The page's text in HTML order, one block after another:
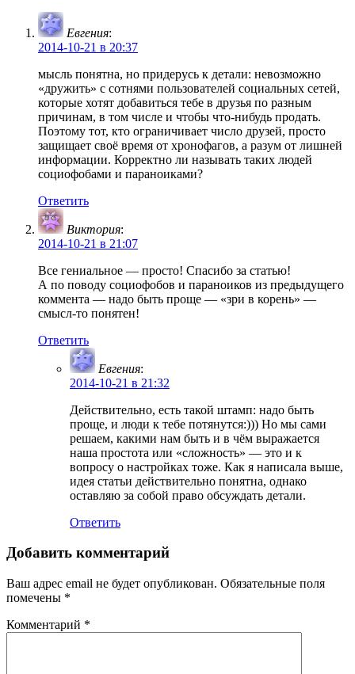
Евгения:
2014-10-21 в 20:37
мысль понятна, но придерусь к детали: невозможно
«дружить» с сотнями пользователей социальных сетей,
которые хотят добавиться тебе в друзья по разным
причинам, в том числе и чтобы что-нибудь продать.
Поэтому тот, кто ограничивает число друзей, просто
защищает своё время от хронофагов, а разум от лишней
информации. Корректно ли называть таких людей
социофобами и параноиками?
Ответить
Виктория:
2014-10-21 в 21:07
Все гениальное — просто! Спасибо за статью!
А по поводу социофобов и параноиков из предыдущего
коммента — надо быть проще — «зри в корень» —
смысл-то понятен!
Ответить
Евгения:
2014-10-21 в 21:32
Действительно, есть такой штамп: надо быть
проще, и люди к тебе потянутся:))) Но мы сами
решаем, какими нам быть и в чём выражается
наша простота или «сложность» — это и к
вопросу о настройках тоже. Как я написала выше,
идея статьи действительно понятна, однако
оставляю за собой право обсуждать детали.
Ответить
Добавить комментарий
Ваш адрес email не будет опубликован. Обязательные поля
помечены *
Комментарий *